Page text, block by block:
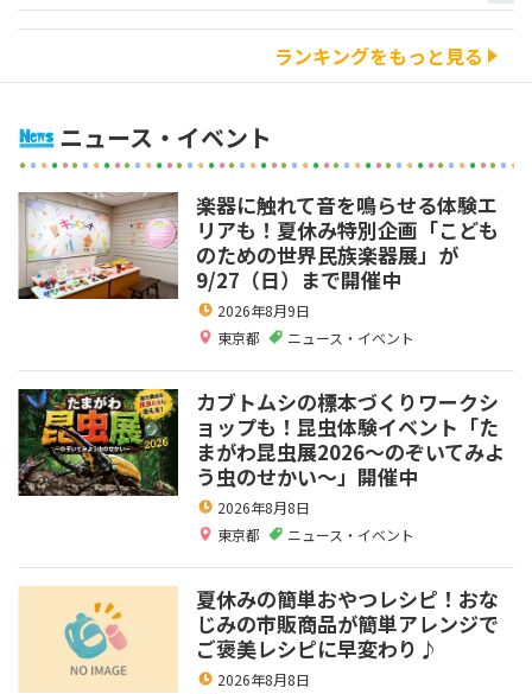
ランキングをもっと見る
ニュース・イベント
楽器に触れて音を鳴らせる体験エ
リアも！夏休み特別企画「こども
のための世界民族楽器展」が
9/27（日）まで開催中
2026年8月9日
東京都
ニュース・イベント
カブトムシの標本づくりワークシ
ョップも！昆虫体験イベント「た
まがわ昆虫展2026～のぞいてみよ
う虫のせかい～」開催中
2026年8月8日
東京都
ニュース・イベント
夏休みの簡単おやつレシピ！おな
じみの市販商品が簡単アレンジで
ご褒美レシピに早変わり♪
2026年8月8日